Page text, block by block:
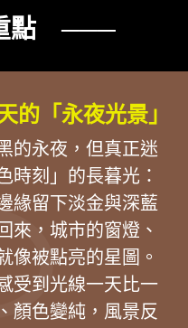
點 ───
的「永夜光景」
的永夜，但真正迷
時刻」的長暮光：
緣留下淡金與深藍
來，城市的窗燈、
像被點亮的星圖。
受到光線一天比一
顏色變純，風景反